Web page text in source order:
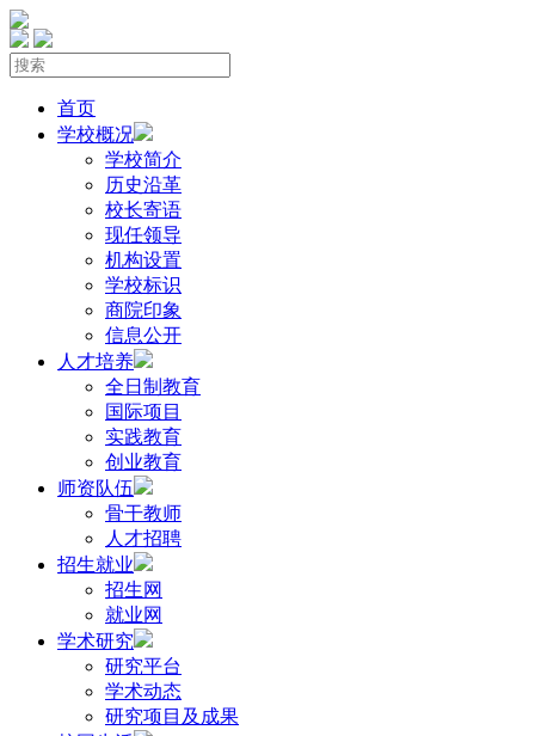
首页
学校概况
学校简介
历史沿革
校长寄语
现任领导
机构设置
学校标识
商院印象
信息公开
人才培养
全日制教育
国际项目
实践教育
创业教育
师资队伍
骨干教师
人才招聘
招生就业
招生网
就业网
学术研究
研究平台
学术动态
研究项目及成果